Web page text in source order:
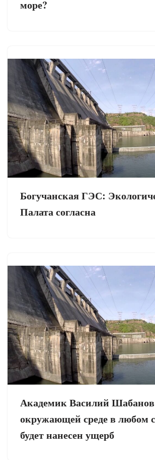
море?
Богучанская ГЭС:
Палата согласна
Академик Василий
окружающей среде в любом
будет нанесен ущерб